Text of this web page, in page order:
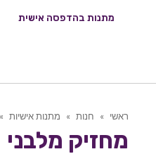
מתנות בהדפסה אישית
ראשי » חנות » מתנות אישיות »
מחזיק מלבני